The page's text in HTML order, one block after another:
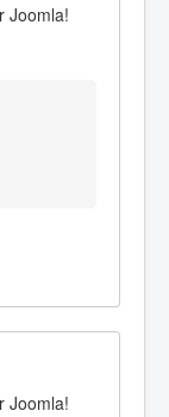
Joomla!
Joomla!